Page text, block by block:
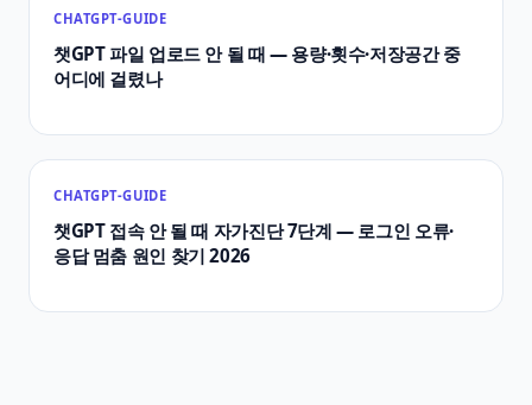
CHATGPT-GUIDE
챗GPT 파일 업로드 안 될 때 — 용량·횟수·저장공간 중
어디에 걸렸나
CHATGPT-GUIDE
챗GPT 접속 안 될 때 자가진단 7단계 — 로그인 오류·
응답 멈춤 원인 찾기 2026